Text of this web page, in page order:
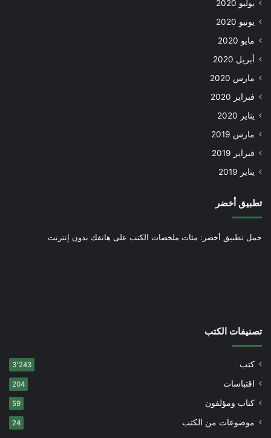
يوليو 2020
يونيو 2020
مايو 2020
أبريل 2020
مارس 2020
فبراير 2020
يناير 2020
مارس 2019
فبراير 2019
يناير 2019
تطبيق أخضر
حمل تطبيق أخضر: مئات ملخصات الكتب على هاتفك بدون إنترنت
تصنيفات الكتب
كتب 3٬243
اقتباسات 204
كتاب ومؤلفون 59
موضوعات من الكتب 24